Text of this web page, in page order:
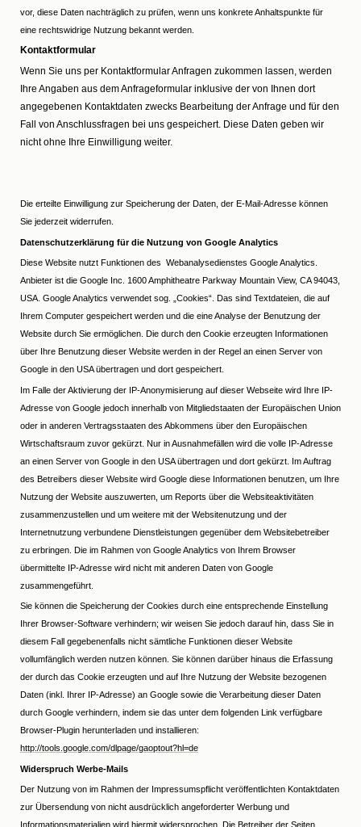
vor, diese Daten nachträglich zu prüfen, wenn uns konkrete Anhaltspunkte für
eine rechtswidrige Nutzung bekannt werden.
Kontaktformular
Wenn Sie uns per Kontaktformular Anfragen zukommen lassen, werden
Ihre Angaben aus dem Anfrageformular inklusive der von Ihnen dort
angegebenen Kontaktdaten zwecks Bearbeitung der Anfrage und für den
Fall von Anschlussfragen bei uns gespeichert. Diese Daten geben wir
nicht ohne Ihre Einwilligung weiter.
Die erteilte Einwilligung zur Speicherung der Daten, der E-Mail-Adresse können
Sie jederzeit widerrufen.
Datenschutzerklärung für die Nutzung von Google Analytics
Diese Website nutzt Funktionen des Webanalysedienstes Google Analytics.
Anbieter ist die Google Inc. 1600 Amphitheatre Parkway Mountain View, CA 94043,
USA. Google Analytics verwendet sog. „Cookies“. Das sind Textdateien, die auf
Ihrem Computer gespeichert werden und die eine Analyse der Benutzung der
Website durch Sie ermöglichen. Die durch den Cookie erzeugten Informationen
über Ihre Benutzung dieser Website werden in der Regel an einen Server von
Google in den USA übertragen und dort gespeichert.
Im Falle der Aktivierung der IP-Anonymisierung auf dieser Webseite wird Ihre IP-
Adresse von Google jedoch innerhalb von Mitgliedstaaten der Europäischen Union
oder in anderen Vertragsstaaten des Abkommens über den Europäischen
Wirtschaftsraum zuvor gekürzt. Nur in Ausnahmefällen wird die volle IP-Adresse
an einen Server von Google in den USA übertragen und dort gekürzt. Im Auftrag
des Betreibers dieser Website wird Google diese Informationen benutzen, um Ihre
Nutzung der Website auszuwerten, um Reports über die Websiteaktivitäten
zusammenzustellen und um weitere mit der Websitenutzung und der
Internetnutzung verbundene Dienstleistungen gegenüber dem Websitebetreiber
zu erbringen. Die im Rahmen von Google Analytics von Ihrem Browser
übermittelte IP-Adresse wird nicht mit anderen Daten von Google
zusammengeführt.
Sie können die Speicherung der Cookies durch eine entsprechende Einstellung
Ihrer Browser-Software verhindern; wir weisen Sie jedoch darauf hin, dass Sie in
diesem Fall gegebenenfalls nicht sämtliche Funktionen dieser Website
vollumfänglich werden nutzen können. Sie können darüber hinaus die Erfassung
der durch das Cookie erzeugten und auf Ihre Nutzung der Website bezogenen
Daten (inkl. Ihrer IP-Adresse) an Google sowie die Verarbeitung dieser Daten
durch Google verhindern, indem sie das unter dem folgenden Link verfügbare
Browser-Plugin herunterladen und installieren:
http://tools.google.com/dlpage/gaoptout?hl=de
Widerspruch Werbe-Mails
Der Nutzung von im Rahmen der Impressumspflicht veröffentlichten Kontaktdaten
zur Übersendung von nicht ausdrücklich angeforderter Werbung und
Informationsmaterialien wird hiermit widersprochen. Die Betreiber der Seiten